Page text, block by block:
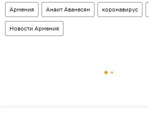
Армения Анаит Аванесян коронавирус
Новости Армения